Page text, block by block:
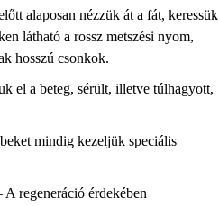
alaposan nézzük át a fát, keressük
látható a rossz metszési nyom,
hosszú csonkok.
el a beteg, sérült, illetve túlhagyott,
mindig kezeljük speciális
A regeneráció érdekében